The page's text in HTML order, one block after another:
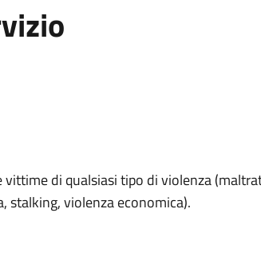
di qualsiasi tipo di violenza
stalking, violenza economica).